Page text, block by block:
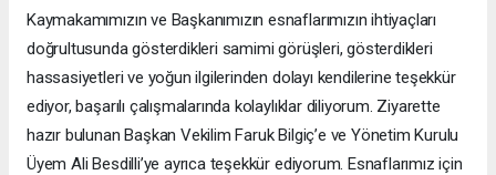
Kaymakamımızın ve Başkanımızın esnaflarımızın ihtiyaçları
doğrultusunda gösterdikleri samimi görüşleri, gösterdikleri
hassasiyetleri ve yoğun ilgilerinden dolayı kendilerine teşekkür
ediyor, başarılı çalışmalarında kolaylıklar diliyorum. Ziyarette
hazır bulunan Başkan Vekilim Faruk Bilgiç’e ve Yönetim Kurulu
Üyem Ali Besdilli’ye ayrıca teşekkür ediyorum. Esnaflarımız için